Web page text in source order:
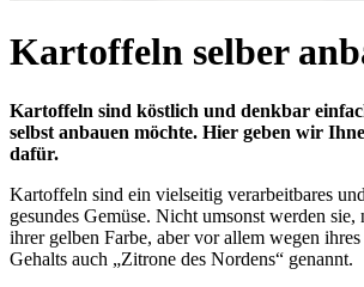
Kartoffeln selber
Kartoffeln sind köstlich und denkbar
selbst anbauen möchte. Hier geben wir
dafür.
Kartoffeln sind ein vielseitig verarbeitbares
gesundes Gemüse. Nicht umsonst werden
ihrer gelben Farbe, aber vor allem wegen
Gehalts auch „Zitrone des Nordens“ genannt.